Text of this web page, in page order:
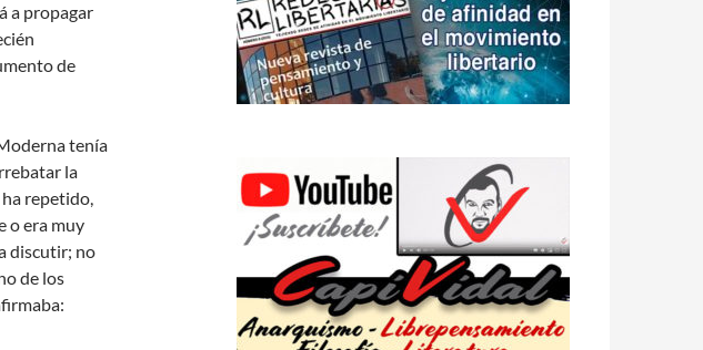
a propagar
de
tenía
la
ha repetido,
o era muy
discutir; no
de los